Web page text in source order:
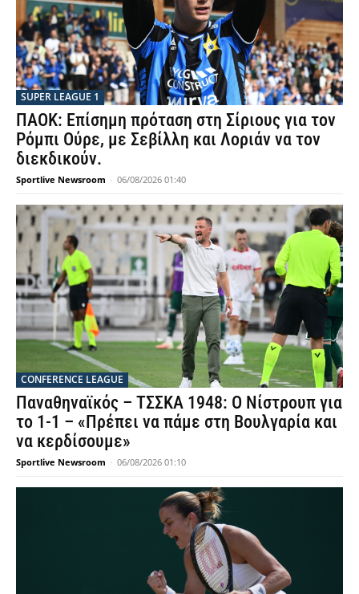
SUPER LEAGUE 1
ΠΑΟΚ: Επίσημη πρόταση στη Σίριους για τον
Ρόμπι Ούρε, με Σεβίλλη και Λοριάν να τον
διεκδικούν.
Sportlive Newsroom - 06/08/2026 01:40
CONFERENCE LEAGUE
Παναθηναϊκός – ΤΣΣΚΑ 1948: Ο Νίστρουπ για
το 1-1 – «Πρέπει να πάμε στη Βουλγαρία και
να κερδίσουμε»
Sportlive Newsroom - 06/08/2026 01:10